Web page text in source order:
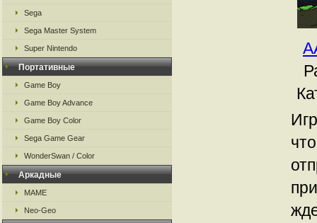
Sega
Sega Master System
Super Nintendo
Портативные
Game Boy
Game Boy Advance
Game Boy Color
Sega Game Gear
WonderSwan / Color
Аркадные
MAME
Neo-Geo